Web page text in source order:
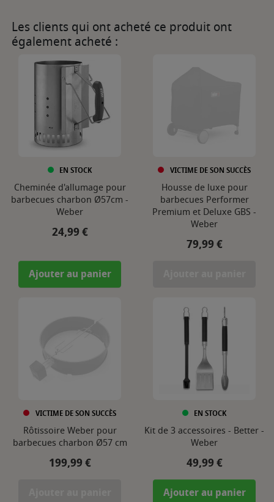
Les clients qui ont acheté ce produit ont
également acheté :
EN STOCK
Cheminée d'allumage pour
barbecues charbon Ø57cm -
Weber
Prix
24,99 €
Ajouter au panier
VICTIME DE SON SUCCÈS
Housse de luxe pour
barbecues Performer
Premium et Deluxe GBS -
Weber
Prix
79,99 €
VICTIME DE SON SUCCÈS
Rôtissoire Weber pour
barbecues charbon Ø57 cm
Prix
199,99 €
EN STOCK
Kit de 3 accessoires - Better -
Weber
Prix
49,99 €
Ajouter au panier